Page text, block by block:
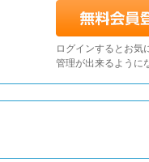
ログインするとお気
管理が出来るように